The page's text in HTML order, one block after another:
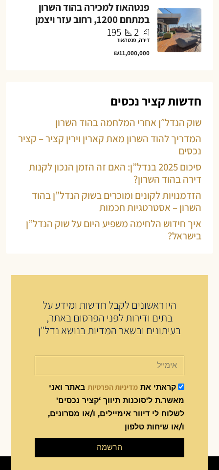
פנטהאוז למכירה בהוד השרון
במתחם 1200, רחוב עזר ויצמן
2
195
דירה, פנטהאוז
₪11,000,000
חדשות קציר נכסים
שוק הנדל״ן אחרי המלחמה בהוד השרון
המדריך להוד השרון מאת קארין וירין קציר – קציר
נכסים
סיכום 2025 בנדל”ן: האם זה הזמן הנכון לקנות
דירה בהוד השרון?
הזדמנויות לקונים ומוכרים בשוק הנדל”ן בהוד
השרון – אסטרטגיות חכמות
איך חידוש הלחימה משפיע היום על שוק הנדל”ן
בישראל?
היו ראשונים לקבל חדשות ומידע על
בתים ודירות לפני הפרסום באתר,
בעיתונים ובשאר המדיות בנושא נדל"ן
קראתי את מדיניות הפרטיות באתר ואני
מאשר.ת ל'סוכנות תיווך ‘קציר נכסים'
לשלוח לי דיוור אימיילים, ו/או מסרונים,
ו/או שיחות טלפון
הרשמה